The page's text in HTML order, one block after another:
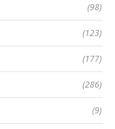
(98)
(123)
(177)
(286)
(9)